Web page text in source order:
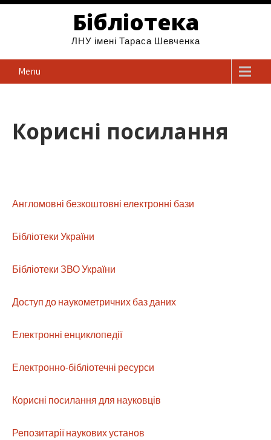
Бібліотека
ЛНУ імені Тараса Шевченка
Menu
Корисні посилання
Англомовні безкоштовні електронні бази
Бібліотеки України
Бібліотеки ЗВО України
Доступ до наукометричних баз даних
Електронні енциклопедії
Електронно-бібліотечні ресурси
Корисні посилання для науковців
Репозитарії наукових установ